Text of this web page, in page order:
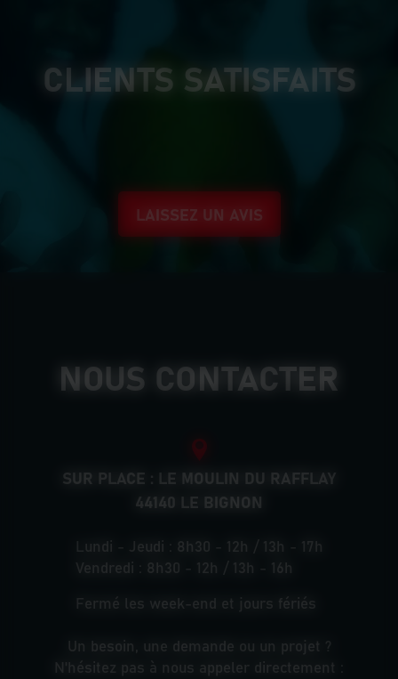
CLIENTS SATISFAITS
LAISSEZ UN AVIS
NOUS CONTACTER
SUR PLACE : LE MOULIN DU RAFFLAY
44140 LE BIGNON
Lundi - Jeudi : 8h30 - 12h / 13h - 17h
Vendredi : 8h30 - 12h / 13h - 16h
Fermé les week-end et jours fériés
Un besoin, une demande ou un projet ?
N'hésitez pas à nous appeler directement :